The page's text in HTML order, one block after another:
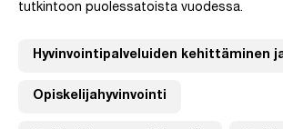
tutkintoon puolessatoista vuodessa.
Hyvinvointipalveluiden kehittäminen
Opiskelijahyvinvointi